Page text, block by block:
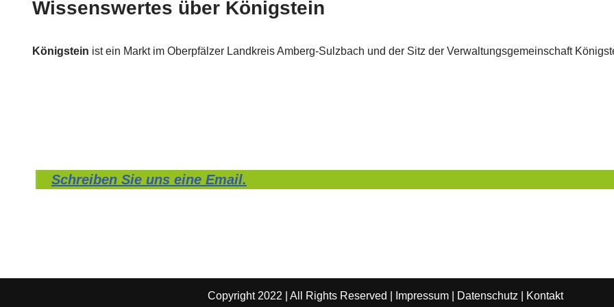
Wissenswertes über Königstein
Königstein ist ein Markt im Oberpfälzer Landkreis Amberg-Sulzbach und der Sitz der Verwaltungsgemeinschaft
Schreiben Sie uns eine Email.
Copyright 2022 | All Rights Reserved | Impressum Datenschutz Kontakt